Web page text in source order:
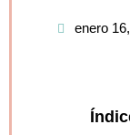
enero